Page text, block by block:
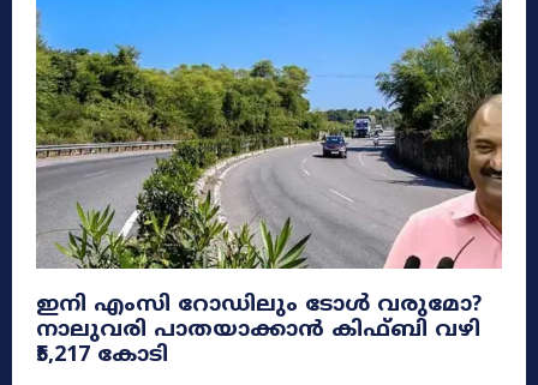
ഇനി എംസി റോഡിലും ടോൾ വരുമോ?
നാലുവരി പാതയാക്കാൻ കിഫ്ബി വഴി
₹5,217 കോടി